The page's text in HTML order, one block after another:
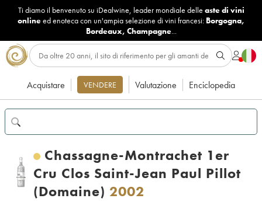
Ti diamo il benvenuto su iDealwine, leader mondiale delle aste di vini
onlineed enoteca con un'ampia selezione di vini francesi: Borgogna,
Bordeaux, Champagne...
Acquistare VENDERE Valutazione Enciclopedia
Chassagne-Montrachet 1er
Cru Clos Saint-Jean Paul Pillot
(Domaine) 2002